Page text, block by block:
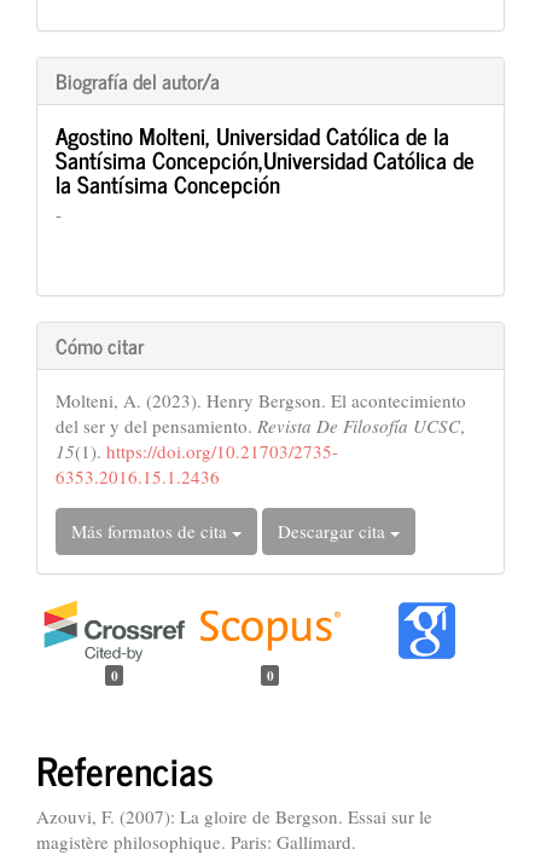
Biografía del autor/a
Agostino Molteni, Universidad Católica de la
Santísima Concepción,Universidad Católica de
la Santísima Concepción
-
Cómo citar
Molteni, A. (2023). Henry Bergson. El acontecimiento
del ser y del pensamiento. Revista De Filosofía UCSC,
15(1). https://doi.org/10.21703/2735-
6353.2016.15.1.2436
Más formatos de cita Descargar cita
0 0
Referencias
Azouvi, F. (2007): La gloire de Bergson. Essai sur le
magistère philosophique. Paris: Gallimard.